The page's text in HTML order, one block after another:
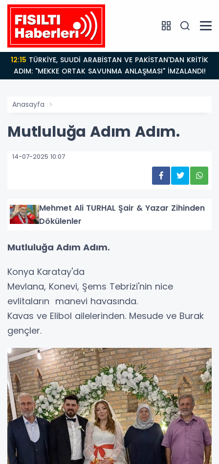
12:15
ADIM: "MEKKE ORTAK SAVUNMA ANLAŞMASI" İMZALANDI!
Anasayfa
Mutluluğa Adım Adım.
14-07-2025 10:07
Mehmet Ali TURHAL Şair & Yazar Zihinden
Dökülenler
Mutluluğa Adım Adım.
Konya Karatay'da
Mevlana, Konevi, Şems Tebrizi'nin nice
evlitaların manevi havasında.
Kavas ve Elibol ailelerinden. Mesude ve Burak
gençler.